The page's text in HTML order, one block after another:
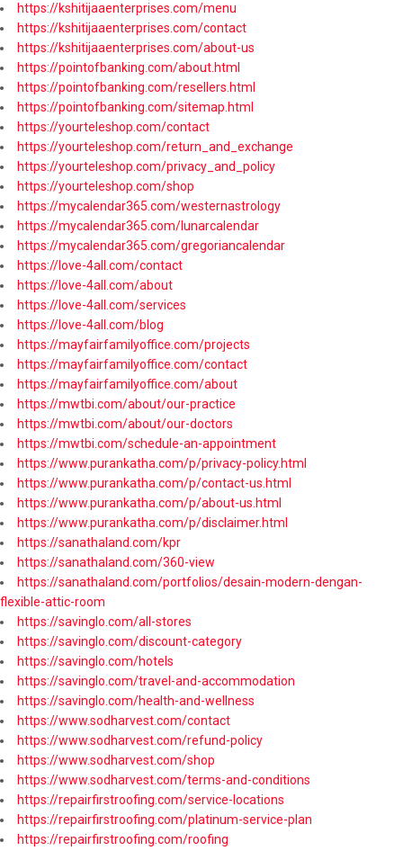
https://kshitijaaenterprises.com/menu
https://kshitijaaenterprises.com/contact
https://kshitijaaenterprises.com/about-us
https://pointofbanking.com/about.html
https://pointofbanking.com/resellers.html
https://pointofbanking.com/sitemap.html
https://yourteleshop.com/contact
https://yourteleshop.com/return_and_exchange
https://yourteleshop.com/privacy_and_policy
https://yourteleshop.com/shop
https://mycalendar365.com/westernastrology
https://mycalendar365.com/lunarcalendar
https://mycalendar365.com/gregoriancalendar
https://love-4all.com/contact
https://love-4all.com/about
https://love-4all.com/services
https://love-4all.com/blog
https://mayfairfamilyoffice.com/projects
https://mayfairfamilyoffice.com/contact
https://mayfairfamilyoffice.com/about
https://mwtbi.com/about/our-practice
https://mwtbi.com/about/our-doctors
https://mwtbi.com/schedule-an-appointment
https://www.purankatha.com/p/privacy-policy.html
https://www.purankatha.com/p/contact-us.html
https://www.purankatha.com/p/about-us.html
https://www.purankatha.com/p/disclaimer.html
https://sanathaland.com/kpr
https://sanathaland.com/360-view
https://sanathaland.com/portfolios/desain-modern-dengan-
flexible-attic-room
https://savinglo.com/all-stores
https://savinglo.com/discount-category
https://savinglo.com/hotels
https://savinglo.com/travel-and-accommodation
https://savinglo.com/health-and-wellness
https://www.sodharvest.com/contact
https://www.sodharvest.com/refund-policy
https://www.sodharvest.com/shop
https://www.sodharvest.com/terms-and-conditions
https://repairfirstroofing.com/service-locations
https://repairfirstroofing.com/platinum-service-plan
https://repairfirstroofing.com/roofing